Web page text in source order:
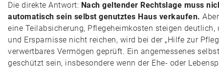
Die direkte Antwort: Nach geltender Rechtslage muss
automatisch sein selbst genutztes Haus verkaufen.
eine Teilabsicherung, Pflegeheimkosten steigen deutlich,
und Ersparnisse nicht reichen, wird bei der „Hilfe zur
verwertbares Vermögen geprüft. Ein angemessenes
geschützt sein, insbesondere wenn der Ehe- oder